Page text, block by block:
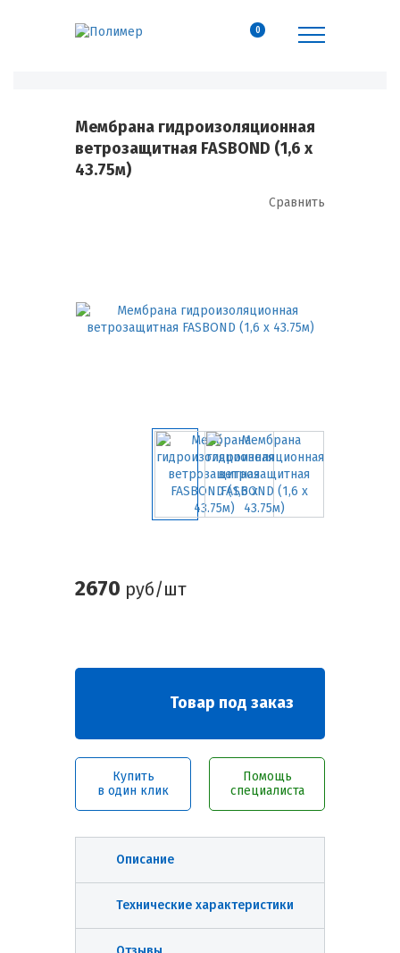
0
Мембрана гидроизоляционная
ветрозащитная FASBOND (1,6 х
43.75м)
Сравнить
2670 руб/шт
Товар под заказ
Купить
в один клик
Помощь
специалиста
Описание
Технические характеристики